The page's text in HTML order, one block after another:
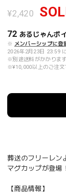
¥2,420
72 あるじゃんポ
※ メンバーシップに登
2026年2月23日 23:59
※別途送料がかかります
※¥10,000以上のご注文
葬送のフリーレン
マグカップが登場！
【商品情報】